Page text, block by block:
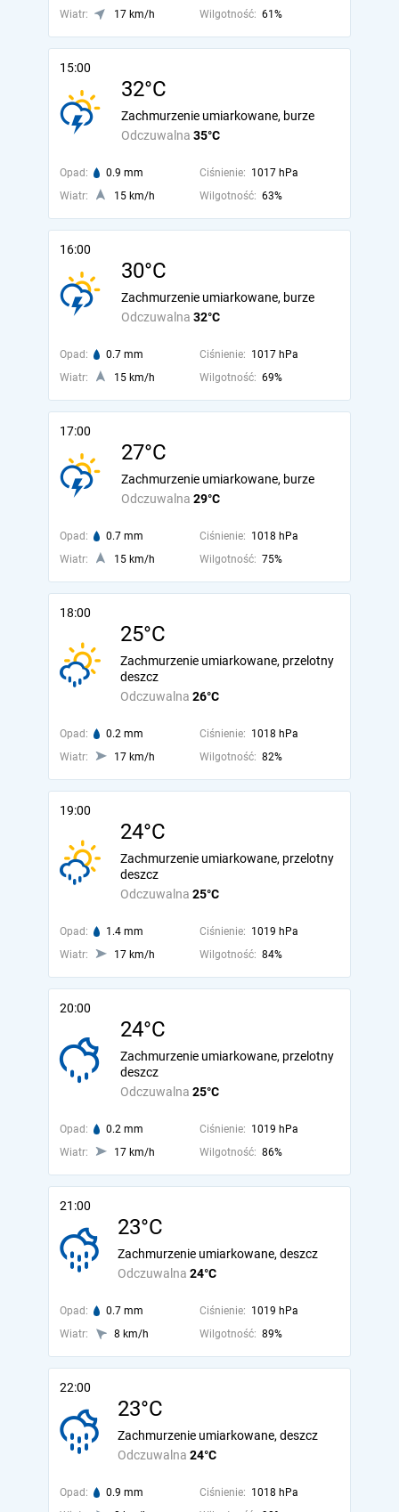
Wiatr:
17 km/h Wilgotność: 61%
15:00
32°C
Odczuwalna 35°C
Zachmurzenie umiarkowane, burze
Opad: 0.9 mm Ciśnienie: 1017 hPa
Wiatr:
15 km/h Wilgotność: 63%
16:00
30°C
Odczuwalna 32°C
Zachmurzenie umiarkowane, burze
Opad: 0.7 mm Ciśnienie: 1017 hPa
Wiatr:
15 km/h Wilgotność: 69%
17:00
27°C
Odczuwalna 29°C
Zachmurzenie umiarkowane, burze
Opad: 0.7 mm Ciśnienie: 1018 hPa
Wiatr:
15 km/h Wilgotność: 75%
18:00
25°C
Odczuwalna 26°C
Zachmurzenie umiarkowane, przelotny
deszcz
Opad: 0.2 mm Ciśnienie: 1018 hPa
Wiatr:
17 km/h Wilgotność: 82%
19:00
24°C
Odczuwalna 25°C
Zachmurzenie umiarkowane, przelotny
deszcz
Opad: 1.4 mm Ciśnienie: 1019 hPa
Wiatr:
17 km/h Wilgotność: 84%
20:00
24°C
Odczuwalna 25°C
Zachmurzenie umiarkowane, przelotny
deszcz
Opad: 0.2 mm Ciśnienie: 1019 hPa
Wiatr:
17 km/h Wilgotność: 86%
21:00
23°C
Odczuwalna 24°C
Zachmurzenie umiarkowane, deszcz
Opad: 0.7 mm Ciśnienie: 1019 hPa
Wiatr:
8 km/h Wilgotność: 89%
22:00
23°C
Odczuwalna 24°C
Zachmurzenie umiarkowane, deszcz
Opad: 0.9 mm Ciśnienie: 1018 hPa